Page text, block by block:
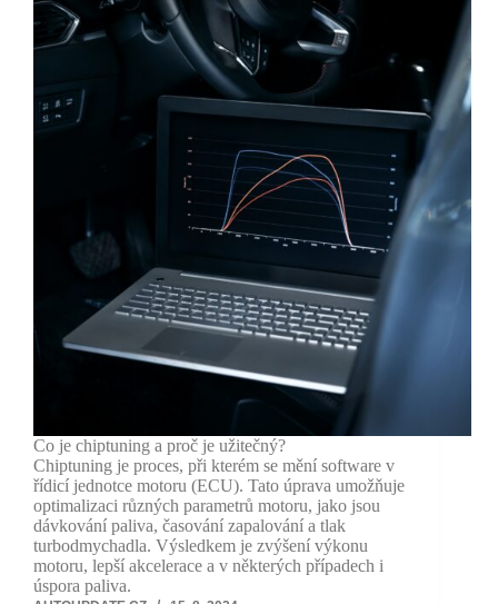
Co je chiptuning a proč je užitečný?
Chiptuning je proces, při kterém se mění software v
řídicí jednotce motoru (ECU). Tato úprava umožňuje
optimalizaci různých parametrů motoru, jako jsou
dávkování paliva, časování zapalování a tlak
turbodmychadla. Výsledkem je zvýšení výkonu
motoru, lepší akcelerace a v některých případech i
úspora paliva.